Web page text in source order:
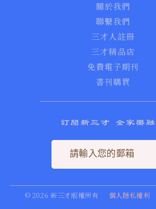
關於我們
聯繫我們
三才人註冊
三才精品店
免費電子期刊
書刊購買
訂閱新三才 全家樂
© 2026 新三才版權所有 個人隱私權利